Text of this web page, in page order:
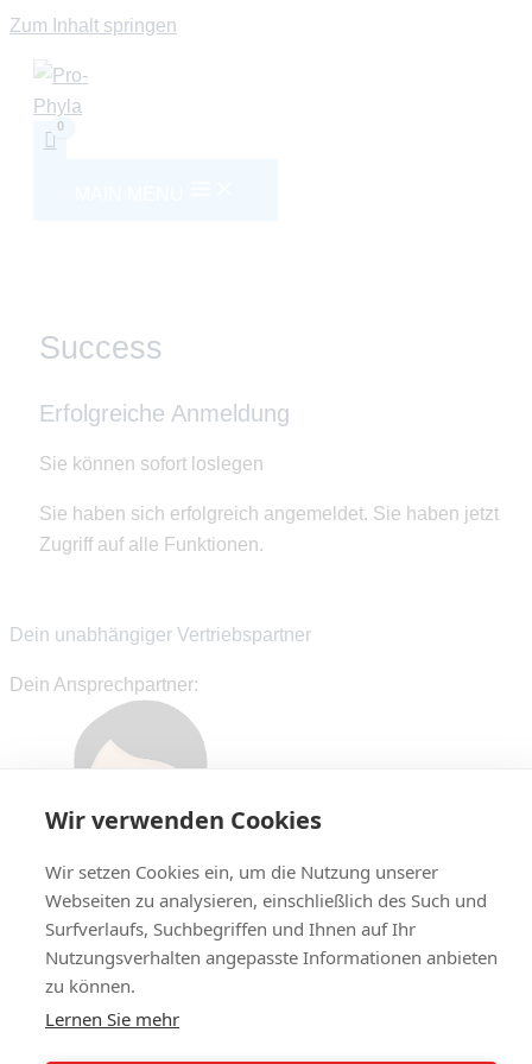
Wir verwenden Cookies
Wir setzen Cookies ein, um die Nutzung unserer
Webseiten zu analysieren, einschließlich des Such und
Surfverlaufs, Suchbegriffen und Ihnen auf Ihr
Nutzungsverhalten angepasste Informationen anbieten
zu können.
Lernen Sie mehr
Zum Inhalt springen
Success
Erfolgreiche Anmeldung
Sie können sofort loslegen
Sie haben sich erfolgreich angemeldet. Sie haben jetzt
Zugriff auf alle Funktionen.
Dein unabhängiger Vertriebspartner
Dein Ansprechpartner:
Partnerportal|Datenschutzerklärung|Impressum |AGB